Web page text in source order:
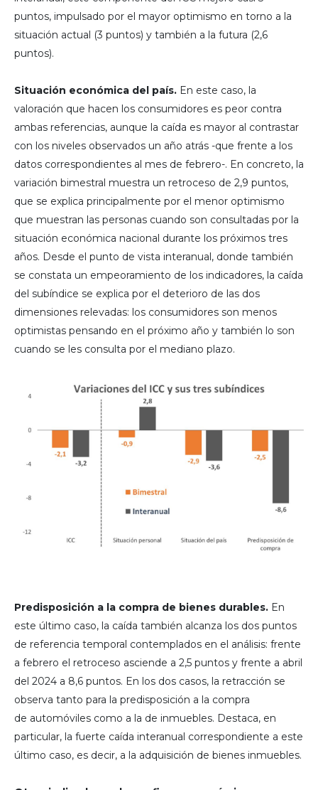
puntos, impulsado por el mayor optimismo en torno a la
situación actual (3 puntos) y también a la futura (2,6
puntos).
Situación económica del país. En este caso, la
valoración que hacen los consumidores es peor contra
ambas referencias, aunque la caída es mayor al contrastar
con los niveles observados un año atrás -que frente a los
datos correspondientes al mes de febrero-. En concreto, la
variación bimestral muestra un retroceso de 2,9 puntos,
que se explica principalmente por el menor optimismo
que muestran las personas cuando son consultadas por la
situación económica nacional durante los próximos tres
años. Desde el punto de vista interanual, donde también
se constata un empeoramiento de los indicadores, la caída
del subíndice se explica por el deterioro de las dos
dimensiones relevadas: los consumidores son menos
optimistas pensando en el próximo año y también lo son
cuando se les consulta por el mediano plazo.
Predisposición a la compra de bienes durables. En
este último caso, la caída también alcanza los dos puntos
de referencia temporal contemplados en el análisis: frente
a febrero el retroceso asciende a 2,5 puntos y frente a abril
del 2024 a 8,6 puntos. En los dos casos, la retracción se
observa tanto para la predisposición a la compra
de automóviles como a la de inmuebles. Destaca, en
particular, la fuerte caída interanual correspondiente a este
último caso, es decir, a la adquisición de bienes inmuebles.